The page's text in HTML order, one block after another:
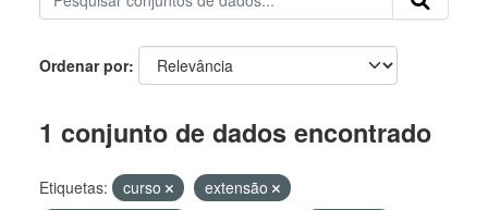
Ordenar por
1 conjunto de dados encontrado
Etiquetas: curso
extensão